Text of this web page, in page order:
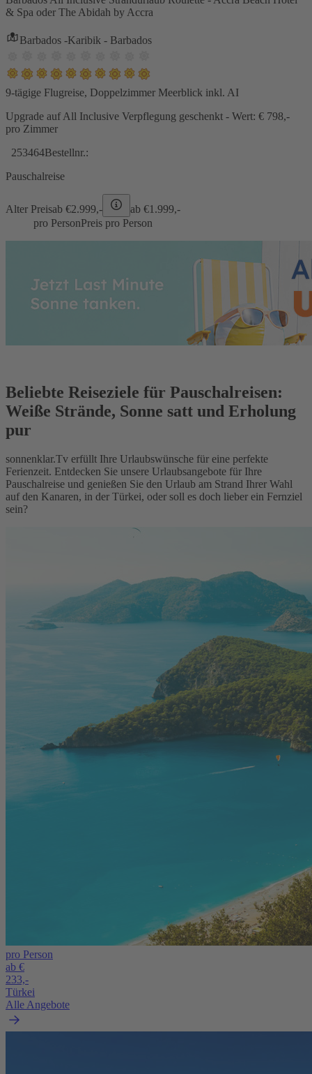
& Spa oder The Abidah by Accra
Barbados -Karibik - Barbados
9-tägige Flugreise, Doppelzimmer Meerblick inkl. AI
Upgrade auf All Inclusive Verpflegung geschenkt - Wert: € 798,-
pro Zimmer
253464Bestellnr.:
Pauschalreise
Alter Preisab €2.999,- ab €1.999,-
pro PersonPreis pro Person
Beliebte Reiseziele für Pauschalreisen:
Weiße Strände, Sonne satt und Erholung
pur
sonnenklar.Tv erfüllt Ihre Urlaubswünsche für eine perfekte
Ferienzeit. Entdecken Sie unsere Urlaubsangebote für Ihre
Pauschalreise und genießen Sie den Urlaub am Strand Ihrer Wahl
auf den Kanaren, in der Türkei, oder soll es doch lieber ein Fernziel
sein?
pro Person
ab €
233,-
Türkei
Alle Angebote